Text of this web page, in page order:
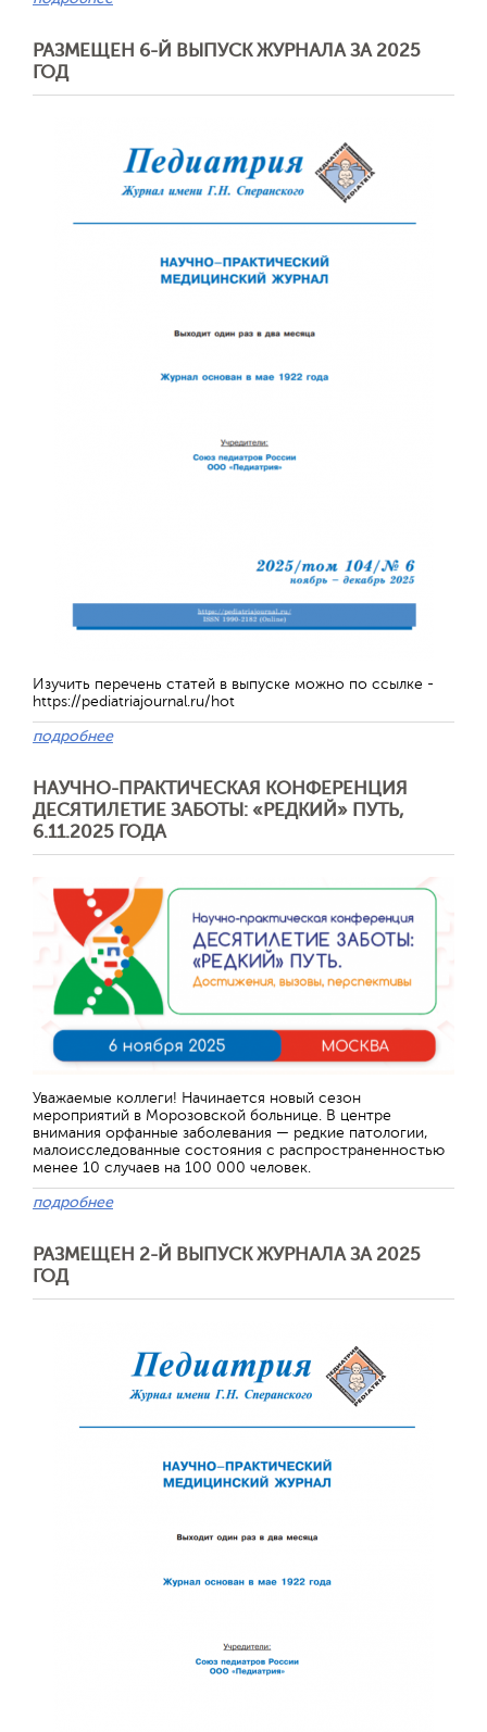
РАЗМЕЩЕН 6-Й ВЫПУСК ЖУРНАЛА ЗА 2025
ГОД
Изучить перечень статей в выпуске можно по ссылке -
https://pediatriajournal.ru/hot
подробнее
НАУЧНО-ПРАКТИЧЕСКАЯ КОНФЕРЕНЦИЯ
ДЕСЯТИЛЕТИЕ ЗАБОТЫ: «РЕДКИЙ» ПУТЬ,
6.11.2025 ГОДА
Уважаемые коллеги! Начинается новый сезон
мероприятий в Морозовской больнице. В центре
внимания орфанные заболевания — редкие патологии,
малоисследованные состояния с распространенностью
менее 10 случаев на 100 000 человек.
подробнее
РАЗМЕЩЕН 2-Й ВЫПУСК ЖУРНАЛА ЗА 2025
ГОД
Отправить